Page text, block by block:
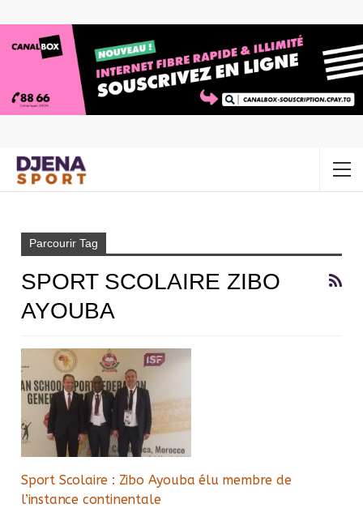
Parcourir Tag
SPORT SCOLAIRE ZIBO
AYOUBA
Sport Scolaire : Zibo Ayouba élu membre de
l’instance continentale